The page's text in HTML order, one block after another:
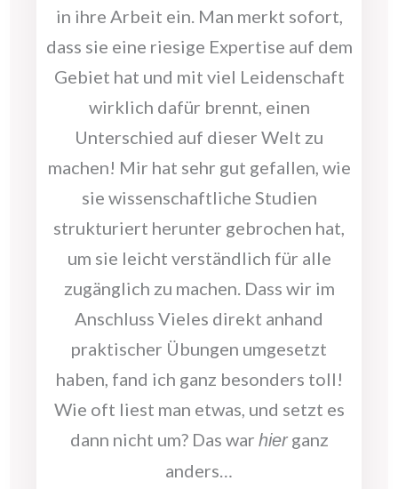
in ihre Arbeit ein. Man merkt sofort,
dass sie eine riesige Expertise auf dem
Gebiet hat und mit viel Leidenschaft
wirklich dafür brennt, einen
Unterschied auf dieser Welt zu
machen! Mir hat sehr gut gefallen, wie
sie wissenschaftliche Studien
strukturiert herunter gebrochen hat,
um sie leicht verständlich für alle
zugänglich zu machen. Dass wir im
Anschluss Vieles direkt anhand
praktischer Übungen umgesetzt
haben, fand ich ganz besonders toll!
Wie oft liest man etwas, und setzt es
dann nicht um? Das war hierganz
anders…